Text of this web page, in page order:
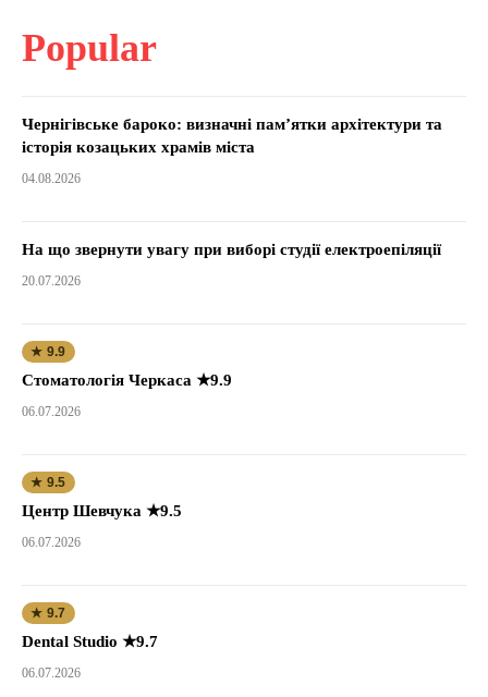
Popular
Чернігівське бароко: визначні пам’ятки архітектури та
історія козацьких храмів міста
04.08.2026
На що звернути увагу при виборі студії електроепіляції
20.07.2026
★ 9.9
Стоматологія Черкаса ★9.9
06.07.2026
★ 9.5
Центр Шевчука ★9.5
06.07.2026
★ 9.7
Dental Studio ★9.7
06.07.2026